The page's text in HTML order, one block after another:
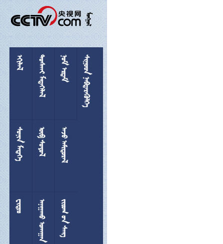

 

 
 
 
 
 
  
 